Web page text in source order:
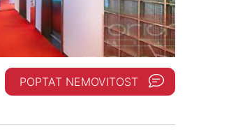
POPTAT NEMOVITOST